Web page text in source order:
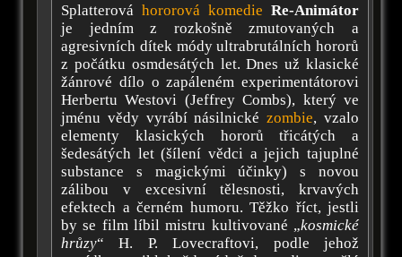
Splatterováhororová komedie Re-Animátor
je jedním z rozkošně zmutovaných a
agresivních dítek módy ultrabrutálních hororů
z počátku osmdesátých let. Dnes už klasické
žánrové dílo o zapáleném experimentátorovi
Herbertu Westovi (Jeffrey Combs), který ve
jménu vědy vyrábí násilnickézombie, vzalo
elementy klasických hororů třicátých a
šedesátých let (šílení vědci a jejich tajuplné
substance s magickými účinky) s novou
zálibou v excesivní tělesnosti, krvavých
efektech a černém humoru. Těžko říct, jestli
by se film líbil mistru kultivované „kosmické
hrůzy“ H. P. Lovecraftovi, podle jehož